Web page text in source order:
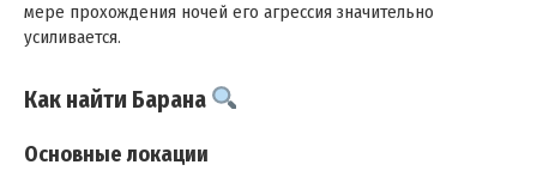
мере прохождения ночей его агрессия значительно
усиливается.
Как найти Барана
Основные локации